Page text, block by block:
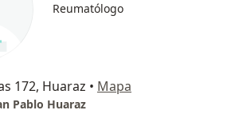
Reumatólogo
172, Huaraz • Mapa
Pablo Huaraz